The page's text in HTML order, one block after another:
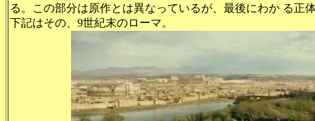
る。この部分は原作とは異なっているが、最後にわか る正
下記はその、9世紀末のローマ。